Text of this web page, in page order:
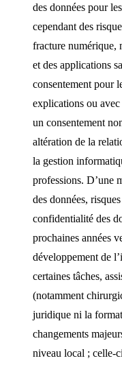
des données pour
cependant des
fracture numérique,
et des applications
consentement pour
explications ou
un consentement
altération de la
la gestion
professions. D’une
des données,
confidentialité des
prochaines années
développement de
certaines tâches,
(notamment
juridique ni la
changements
niveau local ; celle-